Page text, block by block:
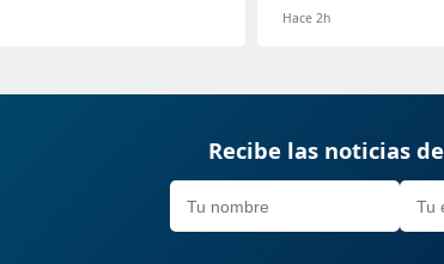
Hace 2h
Recibe las noticias